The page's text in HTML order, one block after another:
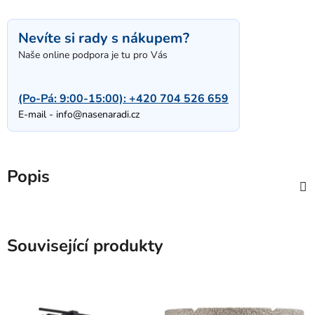
Nevíte si rady s nákupem?
Naše online podpora je tu pro Vás
(Po-Pá: 9:00-15:00):+420 704 526 659
E-mail - info@nasenaradi.cz
Popis
Související produkty